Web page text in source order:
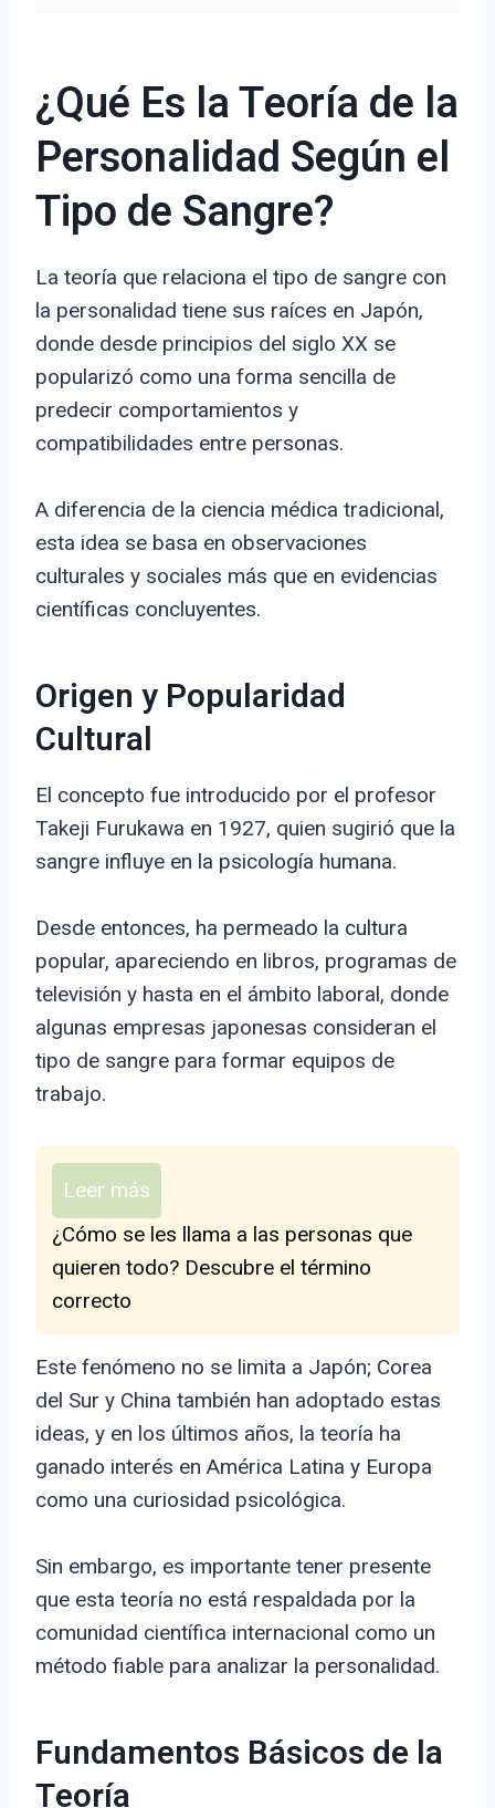
¿Qué Es la Teoría de la
Personalidad Según el
Tipo de Sangre?
La teoría que relaciona el tipo de sangre con
la personalidad tiene sus raíces en Japón,
donde desde principios del siglo XX se
popularizó como una forma sencilla de
predecir comportamientos y
compatibilidades entre personas.
A diferencia de la ciencia médica tradicional,
esta idea se basa en observaciones
culturales y sociales más que en evidencias
científicas concluyentes.
Origen y Popularidad
Cultural
El concepto fue introducido por el profesor
Takeji Furukawa en 1927, quien sugirió que la
sangre influye en la psicología humana.
Desde entonces, ha permeado la cultura
popular, apareciendo en libros, programas de
televisión y hasta en el ámbito laboral, donde
algunas empresas japonesas consideran el
tipo de sangre para formar equipos de
trabajo.
Leer más
¿Cómo se les llama a las personas que
quieren todo? Descubre el término
correcto
Este fenómeno no se limita a Japón; Corea
del Sur y China también han adoptado estas
ideas, y en los últimos años, la teoría ha
ganado interés en América Latina y Europa
como una curiosidad psicológica.
Sin embargo, es importante tener presente
que esta teoría no está respaldada por la
comunidad científica internacional como un
método fiable para analizar la personalidad.
Fundamentos Básicos de la
Teoría